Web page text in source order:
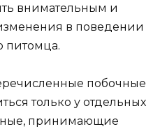
внимательным и
в поведении
питомца.
побочные
только у отдельных
принимающие